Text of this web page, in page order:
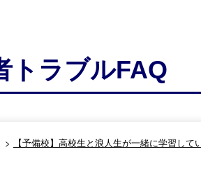
トラブルFAQ
>
【予備校】高校生と浪人生が一緒に学習して